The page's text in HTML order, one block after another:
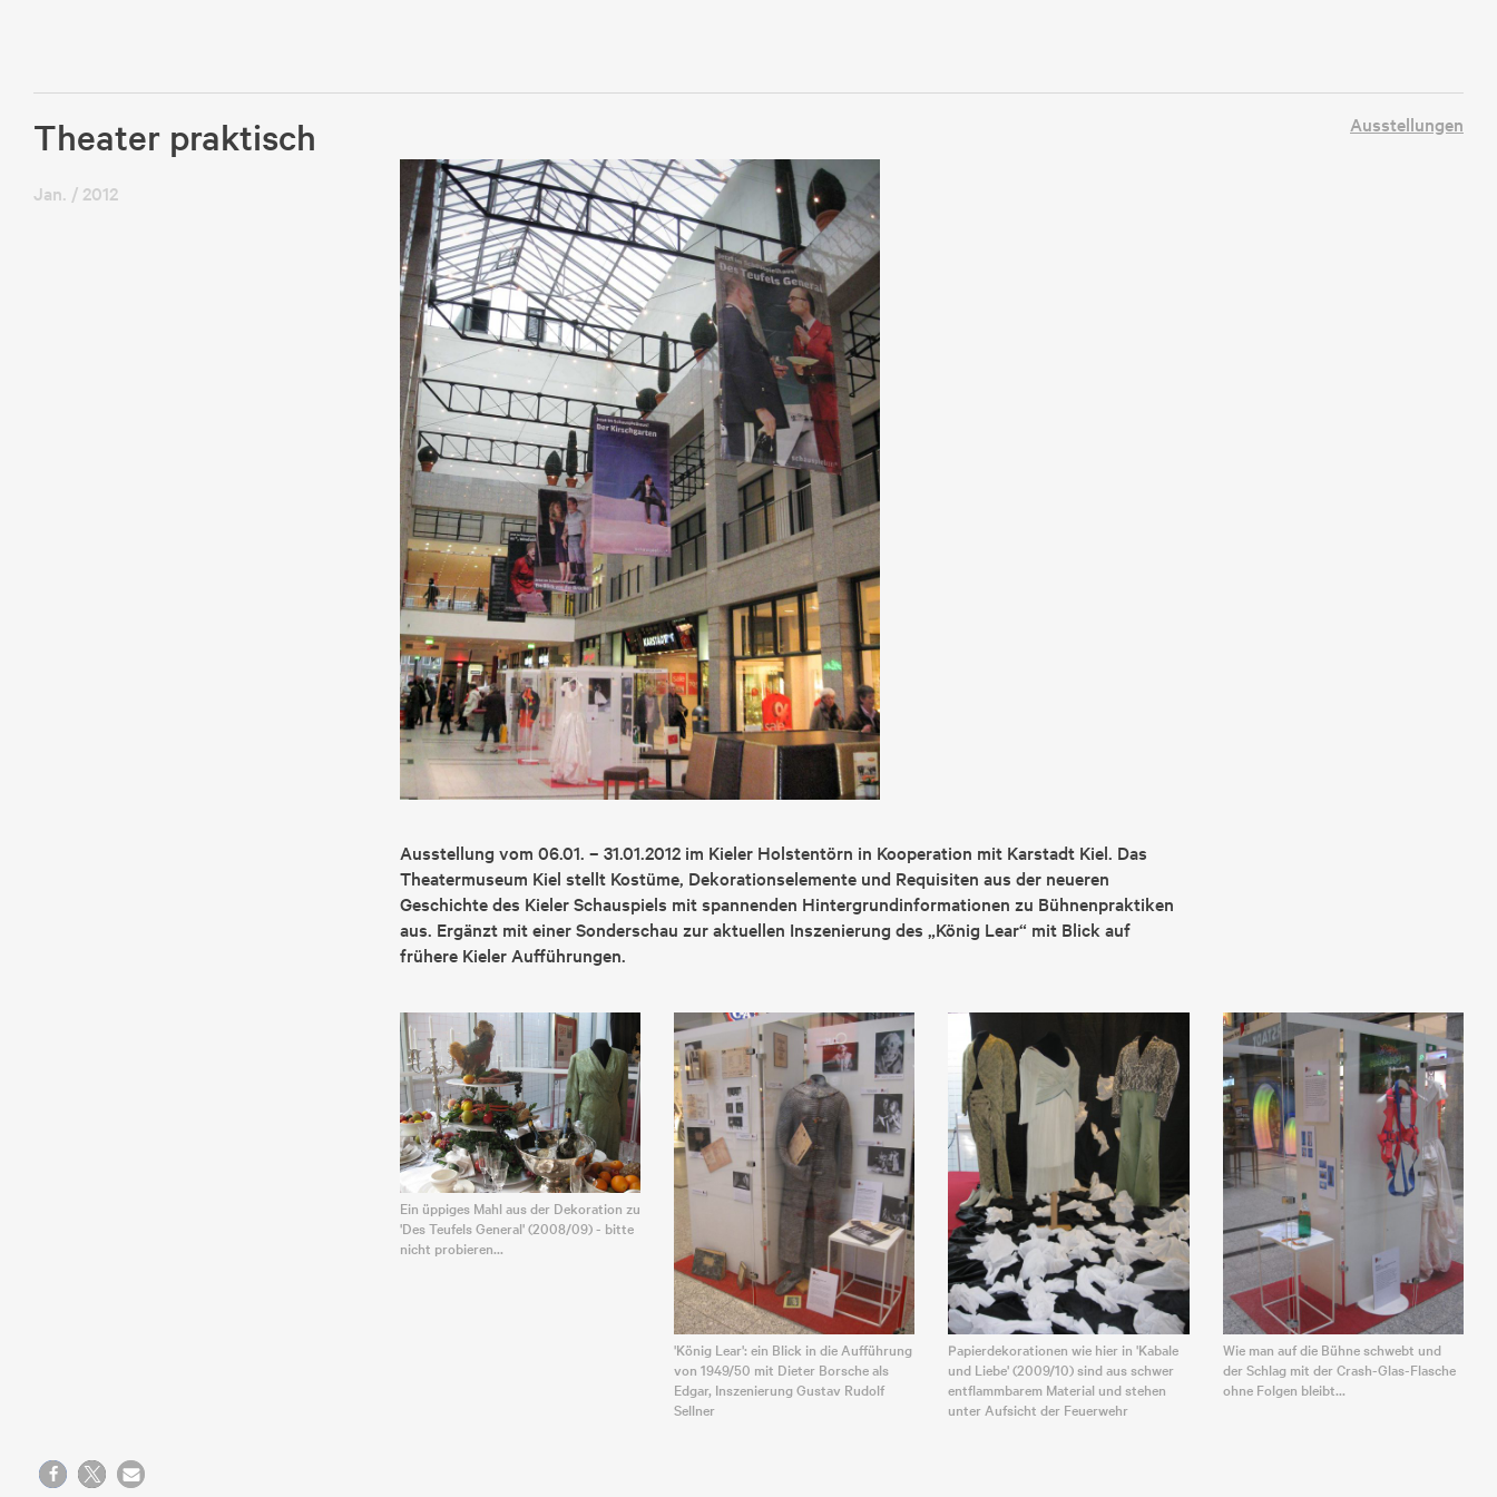
Theater praktisch
Jan. / 2012
Ausstellungen
Ausstellung vom 06.01. – 31.01.2012 im Kieler Holstentörn in Kooperation mit Karstadt Kiel. Das
Theatermuseum Kiel stellt Kostüme, Dekorationselemente und Requisiten aus der neueren
Geschichte des Kieler Schauspiels mit spannenden Hintergrundinformationen zu Bühnenpraktiken
aus. Ergänzt mit einer Sonderschau zur aktuellen Inszenierung des „König Lear“ mit Blick auf
frühere Kieler Aufführungen.
Ein üppiges Mahl aus der Dekoration zu
'Des Teufels General' (2008/09) - bitte
nicht probieren...
'König Lear': ein Blick in die Aufführung
von 1949/50 mit Dieter Borsche als
Edgar, Inszenierung Gustav Rudolf
Sellner
Papierdekorationen wie hier in 'Kabale
und Liebe' (2009/10) sind aus schwer
entflammbarem Material und stehen
unter Aufsicht der Feuerwehr
Wie man auf die Bühne schwebt und
der Schlag mit der Crash-Glas-Flasche
ohne Folgen bleibt...